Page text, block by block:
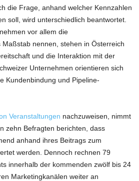
die Frage, anhand welcher Kennzahlen
soll, wird unterschiedlich beantwortet.
vor allem die
nennen, stehen in Österreich
und die Interaktion mit der
Unternehmen orientieren sich
Kundenbindung und Pipeline-
Veranstaltungen nachzuweisen, nimmt
zehn Befragten berichten, dass
anhand ihres Beitrags zum
werden. Dennoch rechnen 79
innerhalb der kommenden zwölf bis 24
Marketingkanälen weiter an